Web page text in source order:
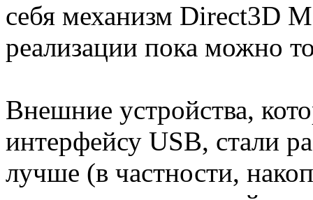
себя механизм Direct3D
реализации пока можно
Внешние устройства,
интерфейсу USB, стали
лучше (в частности,